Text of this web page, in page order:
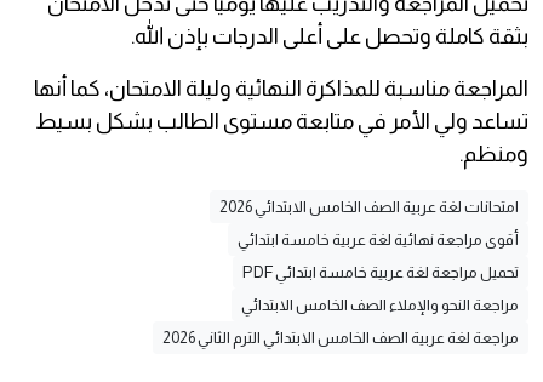
بثقة كاملة وتحصل على أعلى الدرجات بإذن الله.
المراجعة مناسبة للمذاكرة النهائية وليلة الامتحان، كما أنها
تساعد ولي الأمر في متابعة مستوى الطالب بشكل بسيط
ومنظم.
امتحانات لغة عربية الصف الخامس الابتدائي 2026
أقوى مراجعة نهائية لغة عربية خامسة ابتدائي
تحميل مراجعة لغة عربية خامسة ابتدائي PDF
مراجعة النحو والإملاء الصف الخامس الابتدائي
مراجعة لغة عربية الصف الخامس الابتدائي الترم الثاني 2026